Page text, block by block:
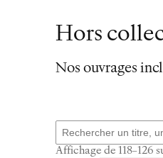
Hors
Nos ouvrages
Recherche
Affichage de 118–126